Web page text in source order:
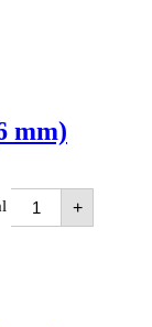
mm)
+